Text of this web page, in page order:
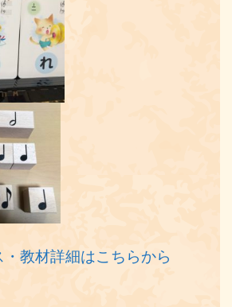
教材詳細はこちらから